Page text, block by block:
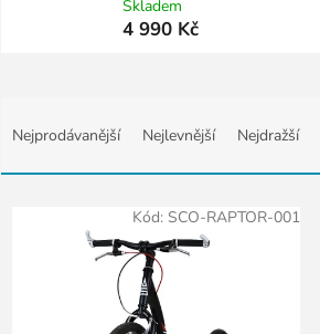
Skladem
4 990 Kč
e
Nejprodávanější Nejlevnější Nejdražší
Kód: SCO-RAPTOR-001